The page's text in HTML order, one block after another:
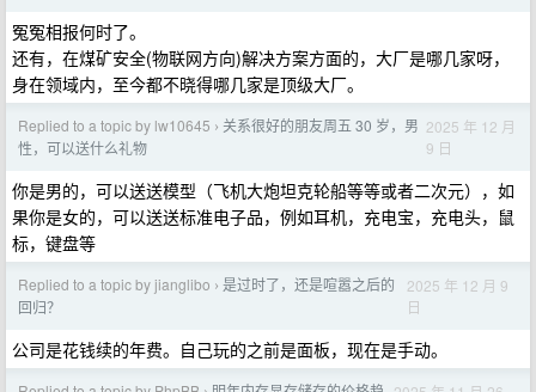
冤冤相报何时了。
还有，在煤矿安全(物联网方向)解决方案方面的，大厂是哪几家呀，
身在领域内，至今都不晓得哪几家是顶级大厂。
Replied to a topic by lw10645 › 关系很好的朋友周五 30 岁，男
性，可以送什么礼物
2025 年 12 月
9 日
你是男的，可以送送模型（飞机大炮坦克轮船等等或者二次元），如
果你是女的，可以送送标准电子品，例如耳机，充电宝，充电头，鼠
标，键盘等
Replied to a topic by jianglibo › 是过时了，还是喧嚣之后的
回归？
2025 年 12 月 9
日
公司是花钱续的年费。自己玩的之前是面板，现在是手动。